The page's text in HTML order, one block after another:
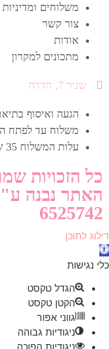
משלוחים ומדיניות
צור קשר
אודות
מתכונים למקרון
שניר 7, חדרה
הגעה ואיסוף
משלוח עד לפתח
עלות המשלוח 35 ש"ח.
כל הזכויות
6525742
דילוג לתוכן
פתח
סרגל
כלי נגישות
הגדל טקסט
הקטן טקסט
גווני אפור
ניגודיות גבוהה